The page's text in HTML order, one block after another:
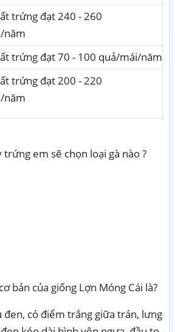
trứng đạt 240 - 260
năm
trứng đạt 70 - 100 quả/mái/năm
trứng đạt 200 - 220
năm
trứng em sẽ chọn loại gà nào ?
bản của giống Lợn Móng Cái là?
đen, có điểm trắng giữa trán, lưng